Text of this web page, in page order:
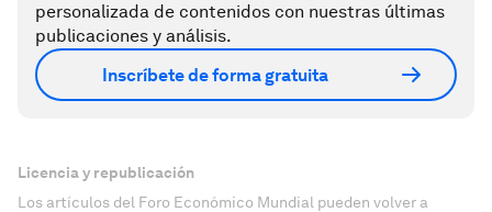
personalizada de contenidos con nuestras últimas
publicaciones y análisis.
Inscríbete de forma gratuita
Licencia y republicación
Los artículos del Foro Económico Mundial pueden volver a